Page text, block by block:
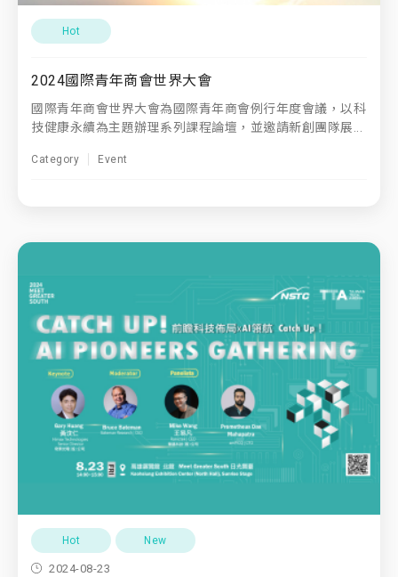
Hot
2024國際青年商會世界大會
國際青年商會世界大會為國際青年商會例行年度會議，以科
技健康永續為主題辦理系列課程論壇，並邀請新創團隊展...
Category Event
Hot New
2024-08-23